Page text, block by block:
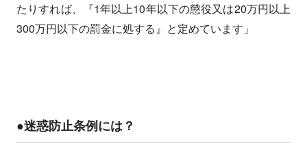
たりすれば、『1年以上10年以下の懲役又は20万円以上
300万円以下の罰金に処する』と定めています」
●迷惑防止条例には？